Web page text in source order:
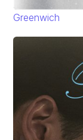
Greenwich